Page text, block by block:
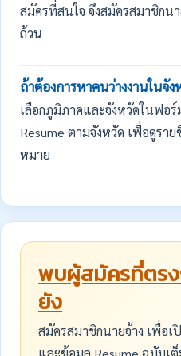
สมัครที่สนใจ จึงสมัครสมาชิกน
ถ้วน
ถ้าต้องการหาคนว่างงานในจั
เลือกภูมิภาคและจังหวัดในฟอ
Resume ตามจังหวัด เพื่อดูรา
หมาย
พบผู้สมัครที่ตร
ยัง
สมัครสมาชิกนายจ้าง เพื่อเ